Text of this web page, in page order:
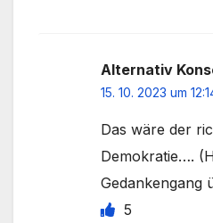
Alternativ
15. 10. 2023 um
Das wäre der
Demokratie….
Gedankengang
5